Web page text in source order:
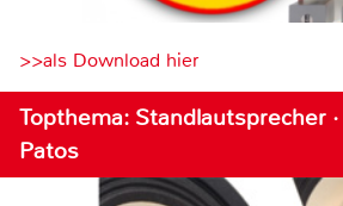
>>als Download hier
Topthema: Standlautsprecher
Patos